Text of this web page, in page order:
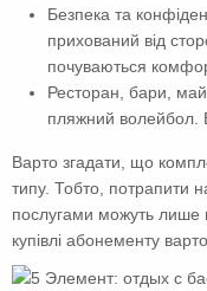
Безпека та
прихований від
почуваються
Ресторан, бари,
пляжний волейбол.
Варто згадати, що
типу. Тобто, потрапити
послугами можуть лише
купівлі абонементу